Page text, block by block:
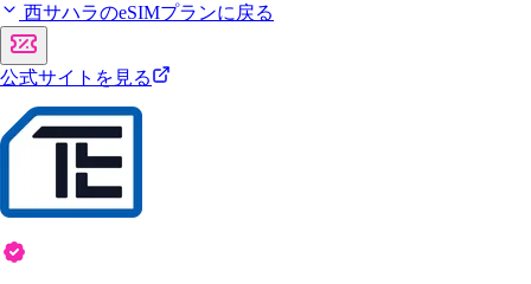
西サハラのeSIMプランに戻る
公式サイトを見る